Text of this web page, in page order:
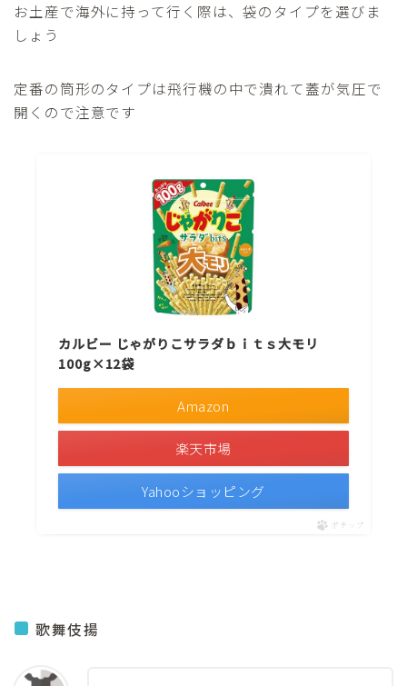
お土産で海外に持って行く際は、袋のタイプを選びま
しょう
定番の筒形のタイプは飛行機の中で潰れて蓋が気圧で
開くので注意です
カルビー じゃがりこサラダｂｉｔｓ大モリ
100g×12袋
Amazon
楽天市場
Yahooショッピング
ポチップ
歌舞伎揚